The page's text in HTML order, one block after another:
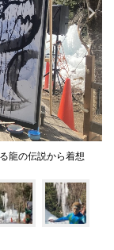
龍の伝説から着想